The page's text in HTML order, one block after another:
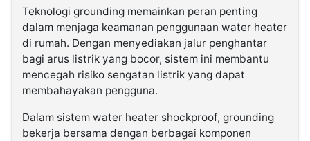
Teknologi grounding memainkan peran penting
dalam menjaga keamanan penggunaan water heater
di rumah. Dengan menyediakan jalur penghantar
bagi arus listrik yang bocor, sistem ini membantu
mencegah risiko sengatan listrik yang dapat
membahayakan pengguna.
Dalam sistem water heater shockproof, grounding
bekerja bersama dengan berbagai komponen